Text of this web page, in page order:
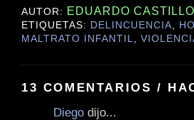
AUTOR: EDUARDO
ETIQUETAS: DELINCUENCIA,
MALTRATO INFANTIL,
13 COMENTARIOS /
Diego dijo...